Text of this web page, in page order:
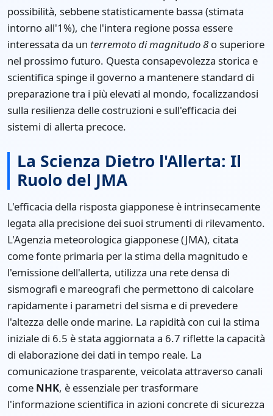
possibilità, sebbene statisticamente bassa (stimata
intorno all'1%), che l'intera regione possa essere
interessata da un terremoto di magnitudo 8 o superiore
nel prossimo futuro. Questa consapevolezza storica e
scientifica spinge il governo a mantenere standard di
preparazione tra i più elevati al mondo, focalizzandosi
sulla resilienza delle costruzioni e sull'efficacia dei
sistemi di allerta precoce.
La Scienza Dietro l'Allerta: Il
Ruolo del JMA
L'efficacia della risposta giapponese è intrinsecamente
legata alla precisione dei suoi strumenti di rilevamento.
L'Agenzia meteorologica giapponese (JMA), citata
come fonte primaria per la stima della magnitudo e
l'emissione dell'allerta, utilizza una rete densa di
sismografi e mareografi che permettono di calcolare
rapidamente i parametri del sisma e di prevedere
l'altezza delle onde marine. La rapidità con cui la stima
iniziale di 6.5 è stata aggiornata a 6.7 riflette la capacità
di elaborazione dei dati in tempo reale. La
comunicazione trasparente, veicolata attraverso canali
come NHK, è essenziale per trasformare
l'informazione scientifica in azioni concrete di sicurezza